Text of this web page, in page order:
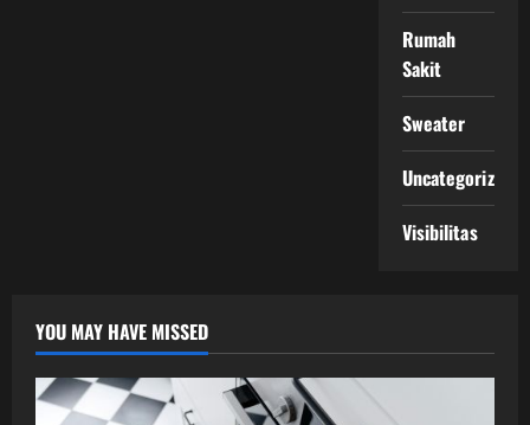
Rumah
Sakit
Sweater
Uncategorized
Visibilitas
YOU MAY HAVE MISSED